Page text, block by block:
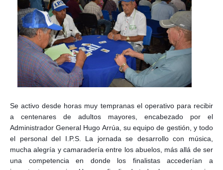
Se activo desde horas muy tempranas el operativo para recibir
a centenares de adultos mayores, encabezado por el
Administrador General Hugo Arrúa, su equipo de gestión, y todo
el personal del I.P.S. La jornada se desarrollo con música,
mucha alegría y camaradería entre los abuelos, más allá de ser
una competencia en donde los finalistas accederían a